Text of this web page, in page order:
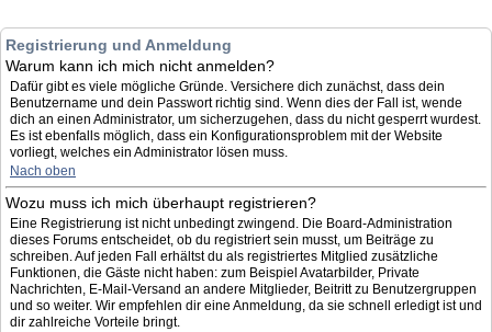
Registrierung und Anmeldung
Warum kann ich mich nicht anmelden?
Dafür gibt es viele mögliche Gründe. Versichere dich zunächst, dass dein
Benutzername und dein Passwort richtig sind. Wenn dies der Fall ist, wende
dich an einen Administrator, um sicherzugehen, dass du nicht gesperrt wurdest.
Es ist ebenfalls möglich, dass ein Konfigurationsproblem mit der Website
vorliegt, welches ein Administrator lösen muss.
Nach oben
Wozu muss ich mich überhaupt registrieren?
Eine Registrierung ist nicht unbedingt zwingend. Die Board-Administration
dieses Forums entscheidet, ob du registriert sein musst, um Beiträge zu
schreiben. Auf jeden Fall erhältst du als registriertes Mitglied zusätzliche
Funktionen, die Gäste nicht haben: zum Beispiel Avatarbilder, Private
Nachrichten, E-Mail-Versand an andere Mitglieder, Beitritt zu Benutzergruppen
und so weiter. Wir empfehlen dir eine Anmeldung, da sie schnell erledigt ist und
dir zahlreiche Vorteile bringt.